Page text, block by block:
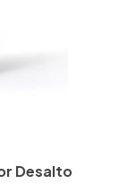
Desalto